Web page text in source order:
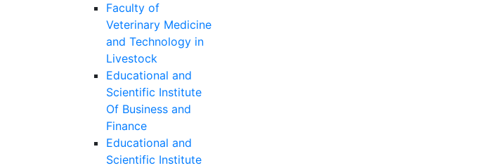
Faculty of
Veterinary Medicine
and Technology in
Livestock
Educational and
Scientific Institute
Of Business and
Finance
Educational and
Scientific Institute